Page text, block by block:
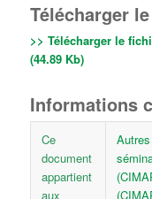
Télécharger
>> Télécharger le
(44.89 Kb)
Informations
Ce
document
appartient
aux